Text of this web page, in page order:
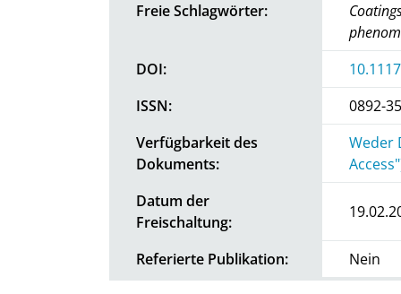
Freie Schlagwörter:
DOI:
ISSN:
0892-
Verfügbarkeit des
Dokuments:
Weder
Datum der
Freischaltung:
Referierte Publikation: Nein